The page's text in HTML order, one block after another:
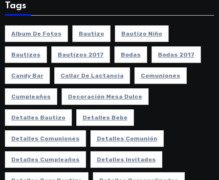
Tags
Album De Fotos Bautizo Bautizo Niño
Bautizos Bautizos 2017 Bodas Bodas 2017
Candy Bar Collar De Lactancia Comuniones
Cumpleaños Decoración Mesa Dulce
Detalles Bautizo Detalles Bebe
Detalles Comuniones Detalles Comunión
Detalles Cumpleaños Detalles Invitados